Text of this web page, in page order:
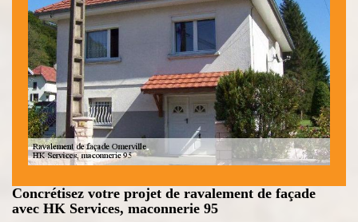
Concrétisez votre projet de ravalement de façade
avec HK Services, maconnerie 95